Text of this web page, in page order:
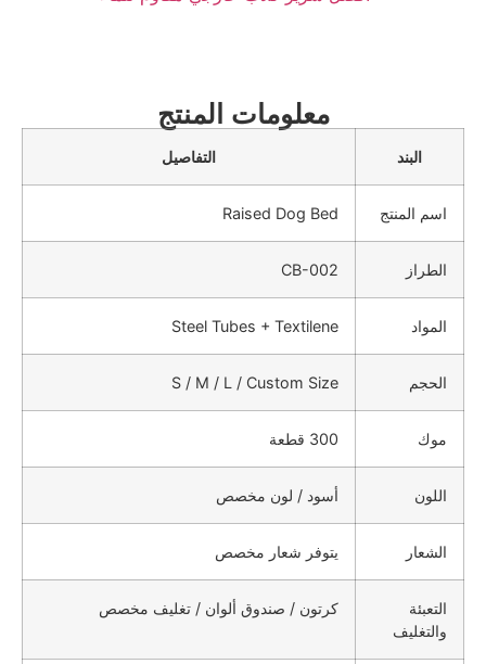
معلومات المنتج
البند التفاصيل
اسم المنتج Raised Dog Bed
الطراز CB-002
المواد Steel Tubes + Textilene
الحجم S / M / L / Custom Size
موك 300 قطعة
اللون أسود / لون مخصص
الشعار يتوفر شعار مخصص
التعبئة
والتغليف
كرتون / صندوق ألوان / تغليف مخصص